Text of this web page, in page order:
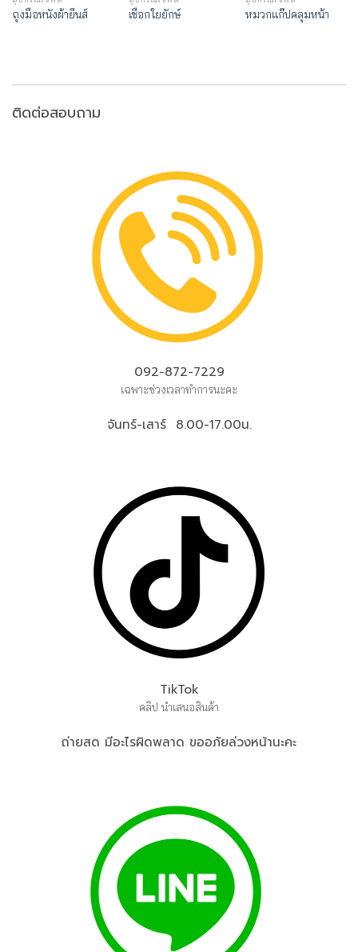
ถุงมือหนังผ้ายีนส์ เชือกใยยักษ์ หมวกแก๊ปคลุมหน้า
ติดต่อสอบถาม
092-872-7229
เฉพาะช่วงเวลาทำการนะคะ
จันทร์-เสาร์ 8.00-17.00น.
TikTok
คลิป นำเสนอสินค้า
ถ่ายสด มีอะไรผิดพลาด ขออภัยล่วงหน้านะคะ